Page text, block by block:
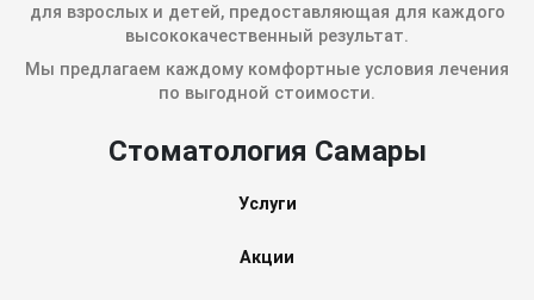
для взрослых и детей, предоставляющая для каждого
высококачественный результат.
Мы предлагаем каждому комфортные условия лечения
по выгодной стоимости.
Стоматология Самары
Услуги
Акции